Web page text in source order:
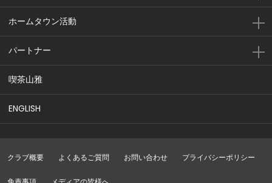
ホームタウン活動
パートナー
喫茶山雅
ENGLISH
クラブ概要 よくあるご質問 お問い合わせ プライバシーポリシー